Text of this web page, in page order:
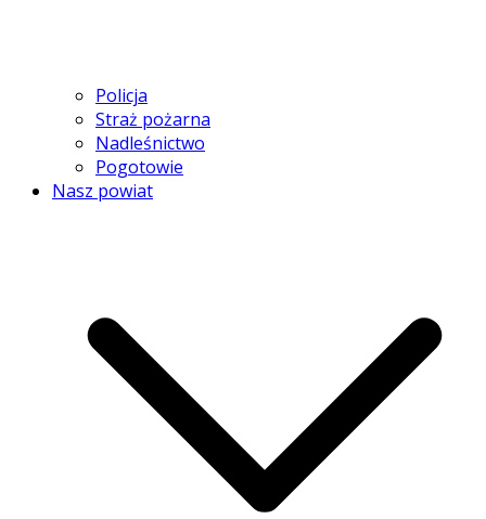
Policja
Straż pożarna
Nadleśnictwo
Pogotowie
Nasz powiat